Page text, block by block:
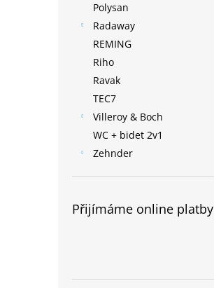
Polysan
Radaway
REMING
Riho
Ravak
TEC7
Villeroy & Boch
WC + bidet 2v1
Zehnder
Přijímáme online platby